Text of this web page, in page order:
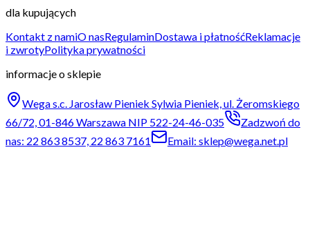
dla kupujących
Kontakt z namiO nasRegulaminDostawa i płatnośćReklamacje
i zwrotyPolityka prywatności
informacje o sklepie
Wega s.c. Jarosław Pieniek Sylwia Pieniek, ul. Żeromskiego
66/72, 01-846 Warszawa NIP 522-24-46-035
Zadzwoń do
nas: 22 863 8537, 22 863 7161
Email: sklep@wega.net.pl